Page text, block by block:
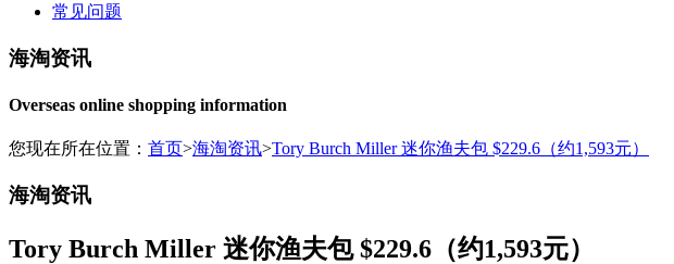
常见问题
海淘资讯
Overseas online shopping information
您现在所在位置： 首页>海淘资讯>Tory Burch Miller 迷你渔夫包 $229.6（约1,593元）
海淘资讯
Tory Burch Miller 迷你渔夫包 $229.6（约1,593元）